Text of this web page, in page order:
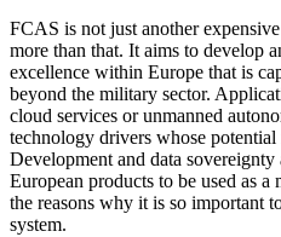
FCAS is not just another
more than that. It aims to develop
excellence within Europe that is
beyond the military sector.
cloud services or unmanned
technology drivers whose
Development and data
European products to be used as
the reasons why it is so im­por­tant
system.